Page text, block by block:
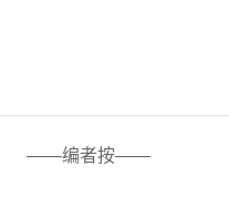
——编者按——